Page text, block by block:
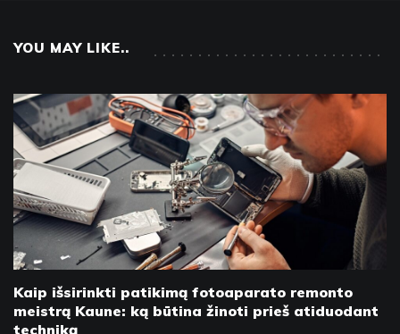
YOU MAY LIKE..
Kaip išsirinkti patikimą fotoaparato remonto
meistrą Kaune: ką būtina žinoti prieš atiduodant
techniką